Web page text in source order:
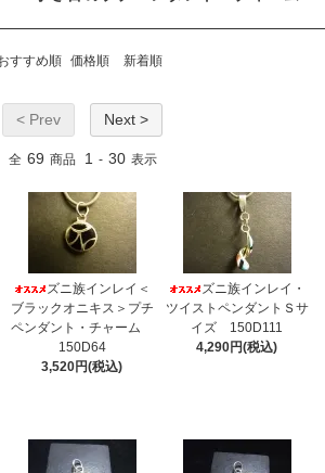
すすめ順 価格順 新着順
< Prev Next >
全 69 商品 1 - 30 表示
ズニ族インレイ＜
ブラックオニキス＞プチ
ペンダント・チャーム
150D64
3,520円(税込)
ズニ族インレイ・
ツイストペンダントＳサ
イズ 150D111
4,290円(税込)